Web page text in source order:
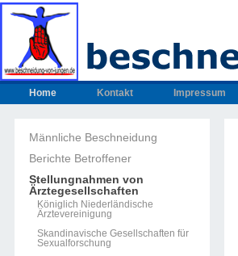
Home Kontakt Impressum
Männliche Beschneidung
Berichte Betroffener
Stellungnahmen von
Ärztegesellschaften
Königlich Niederländische
Ärztevereinigung
Skandinavische Gesellschaften für
Sexualforschung